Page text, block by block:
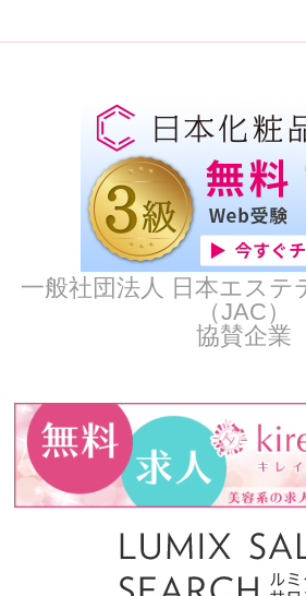
一般社団法人 日本エステ
（JAC）
協賛企業